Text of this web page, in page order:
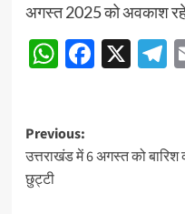
अगस्त 2025 को अवकाश
X
Post
navigation
Previous:
उत्तराखंड में 6 अगस्त को
छुट्टी